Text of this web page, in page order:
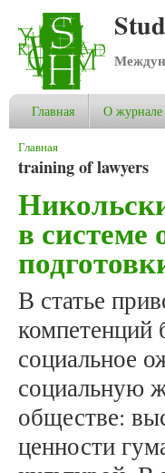
Главная О журнале
Вы здесь
Главная
training of lawyers
в
В статье
компетенций
социальное
социальную
обществе:
ценности